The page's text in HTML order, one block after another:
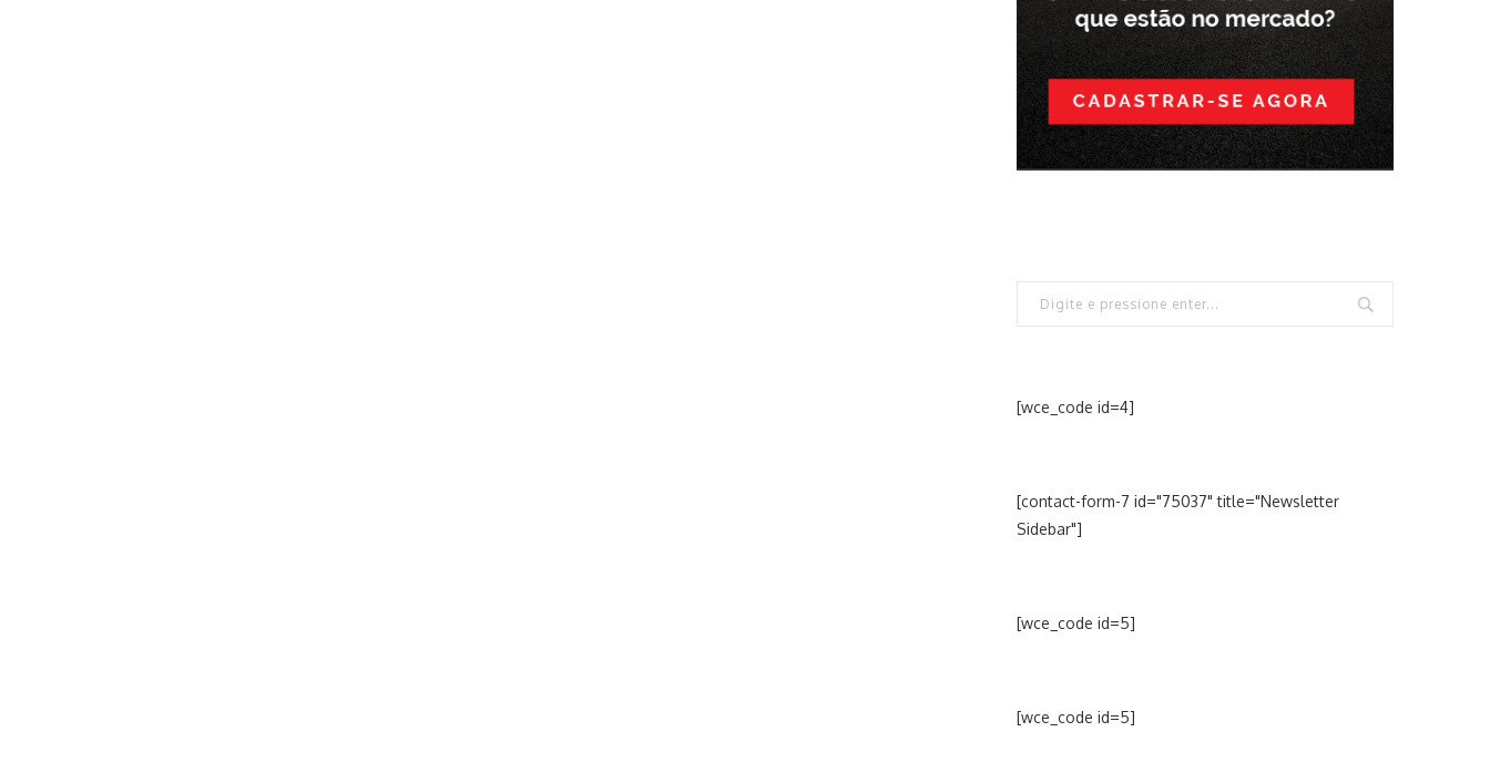
[wce_code id=4]
[contact-form-7 id="75037" title="Newsletter
Sidebar"]
[wce_code id=5]
[wce_code id=5]